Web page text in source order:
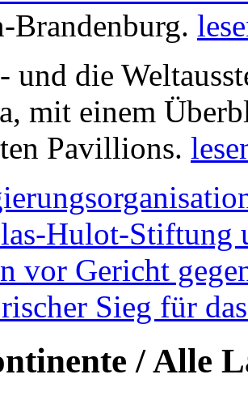
Brandenburg.
- und die
mit einem
Pavillions.
Hulot-Stiftung
vor Gericht
Sieg für
/ Alle